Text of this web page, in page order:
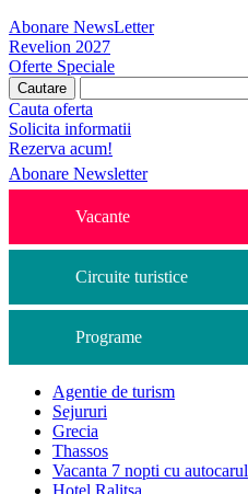
Abonare NewsLetter
Revelion 2027
Oferte Speciale
Cauta oferta
Solicita informatii
Rezerva acum!
Abonare Newsletter
Vacante
Circuite turistice
Programe
Agentie de turism
Sejururi
Grecia
Thassos
Vacanta 7 nopti cu autocarul
Hotel Ralitsa